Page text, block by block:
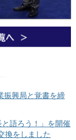
振興局と覚書を締
語ろう！」を開催
換をしました